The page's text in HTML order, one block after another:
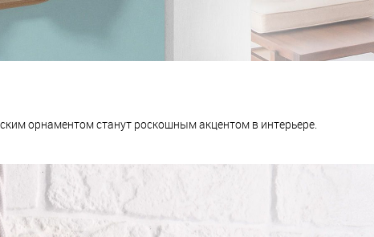
орнаментом станут роскошным акцентом в интерьере.